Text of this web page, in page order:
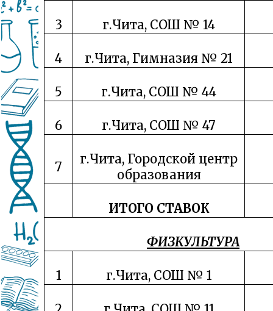
3 г.Чита, СОШ № 14
4 г.Чита, Гимназия № 21
5 г.Чита, СОШ № 44
6 г.Чита, СОШ № 47
7
г.Чита, Городской центр
образования
ИТОГО СТАВОК
ФИЗКУЛЬТУРА
1 г.Чита, СОШ № 1